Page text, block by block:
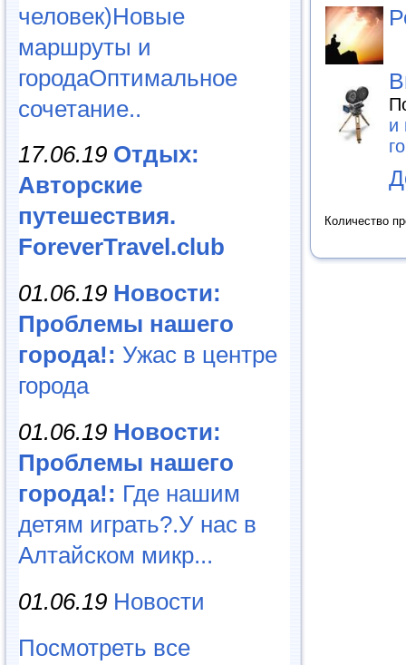
человек)Новые
маршруты и
городаОптимальное
сочетание..
17.06.19 Отдых:
Авторские
путешествия.
ForeverTravel.club
01.06.19 Новости:
Проблемы нашего
города!: Ужас в центре
города
01.06.19 Новости:
Проблемы нашего
города!: Где нашим
детям играть?.У нас в
Алтайском микр...
01.06.19 Новости
Посмотреть все
и
Количество